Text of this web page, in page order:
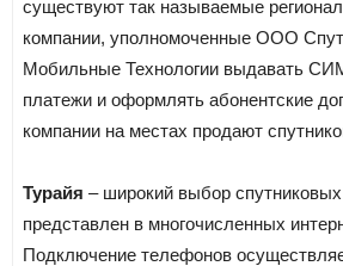
существуют так называемые
компании, уполномоченные ООО
Мобильные Технологии выдавать
платежи и оформлять абонентские
компании на местах продают
Турайя – широкий выбор
представлен в многочисленных
Подключение телефонов